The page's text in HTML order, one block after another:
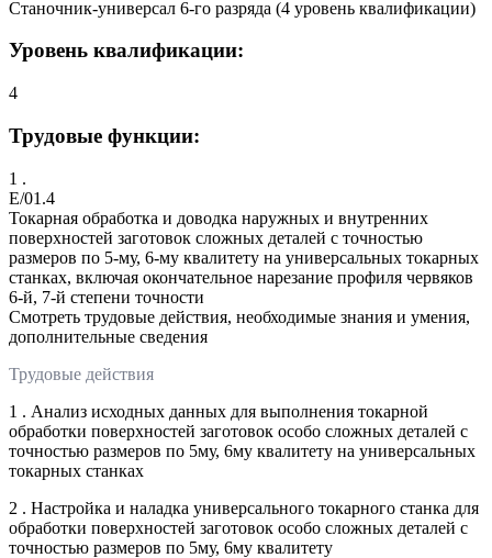
Станочник-универсал 6-го разряда (4 уровень квалификации)
Уровень квалификации:
4
Трудовые функции:
1 .
E/01.4
Токарная обработка и доводка наружных и внутренних
поверхностей заготовок сложных деталей с точностью
размеров по 5-му, 6-му квалитету на универсальных токарных
станках, включая окончательное нарезание профиля червяков
6-й, 7-й степени точности
Смотреть трудовые действия, необходимые знания и умения,
дополнительные сведения
Трудовые действия
1 . Анализ исходных данных для выполнения токарной
обработки поверхностей заготовок особо сложных деталей с
точностью размеров по 5му, 6му квалитету на универсальных
токарных станках
2 . Настройка и наладка универсального токарного станка для
обработки поверхностей заготовок особо сложных деталей с
точностью размеров по 5му, 6му квалитету